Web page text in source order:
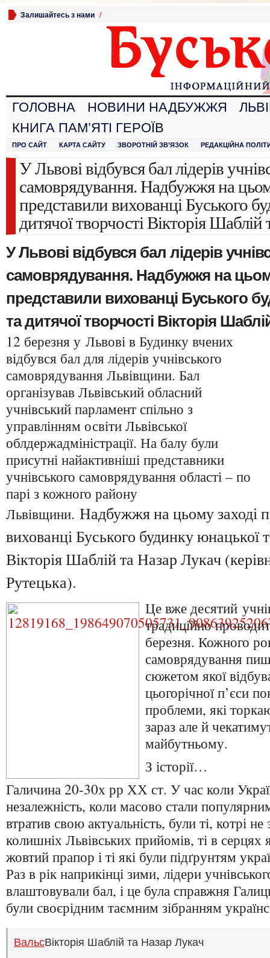
Залишайтесь з нами /
ГОЛОВНА НОВИНИ НАДБУЖЖЯ
КНИГА ПАМ’ЯТІ ГЕРОЇВ
ПРО САЙТ КАРТА САЙТУ ЗВОРОТНІЙ ЗВ’ЯЗОК РЕДАКЦІЙНА
У Львові відбувся бал лідерів
самоврядування. Надбужжя на
представили вихованці Буського
дитячої творчості Вікторія
У Львові відбувся бал лідерів
самоврядування. Надбужжя на
представили вихованці Буського
та дитячої творчості Вікторія
12 березня у Львові в Будинку вчених
відбувся бал для лідерів учнівського
самоврядування Львівщини. Бал
організував Львівський обласний
учнівський парламент спільно з
управлінням освіти Львівської
облдержадміністрації. На балу були
присутні найактивніші представники
учнівського самоврядування області – по
парі з кожного району
Львівщини. Надбужжя на цьому заході
вихованці Буського будинку юнацької
Вікторія Шаблій та Назар Лукач
Рутецька).
Це вже десятий
традиційно
березня. Кожного
самоврядування
сюжетом якої
цьогорічної п’єси
проблеми, які
зараз але й
майбутньому.
З історії…
Галичина 20-30х рр ХХ ст. У час коли
незалежність, коли масово стали
втратив свою актуальність, були ті, котрі
колишніх Львівських прийомів, ті в серцях
жовтий прапор і ті які були підґрунтям
Раз в рік наприкінці зими, лідери
влаштовували бал, і це була справжня
були своєрідним таємним зібранням
ВальсВікторія Шаблій та Назар Лукач